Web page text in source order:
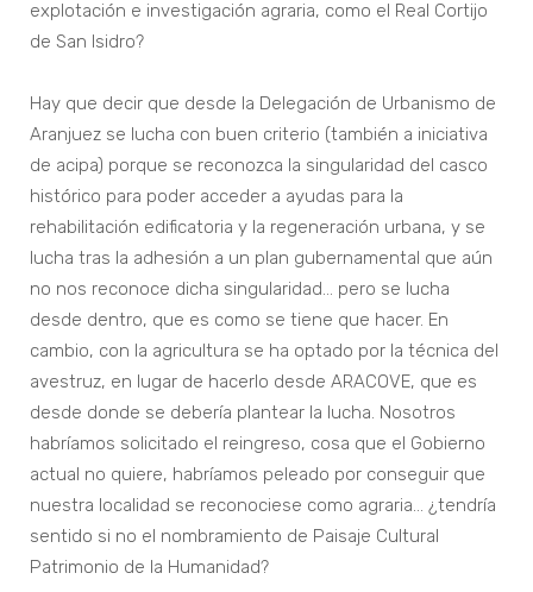
explotación e investigación agraria, como el Real Cortijo
de San Isidro?
Hay que decir que desde la Delegación de Urbanismo de
Aranjuez se lucha con buen criterio (también a iniciativa
de acipa) porque se reconozca la singularidad del casco
histórico para poder acceder a ayudas para la
rehabilitación edificatoria y la regeneración urbana, y se
lucha tras la adhesión a un plan gubernamental que aún
no nos reconoce dicha singularidad… pero se lucha
desde dentro, que es como se tiene que hacer. En
cambio, con la agricultura se ha optado por la técnica del
avestruz, en lugar de hacerlo desde ARACOVE, que es
desde donde se debería plantear la lucha. Nosotros
habríamos solicitado el reingreso, cosa que el Gobierno
actual no quiere, habríamos peleado por conseguir que
nuestra localidad se reconociese como agraria… ¿tendría
sentido si no el nombramiento de Paisaje Cultural
Patrimonio de la Humanidad?